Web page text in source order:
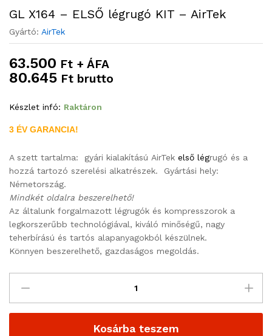
GL X164 – ELSŐ légrugó KIT – AirTek
Gyártó: AirTek
63.500 Ft + ÁFA
80.645 Ft brutto
Készlet infó: Raktáron
3 ÉV GARANCIA!
A szett tartalma: gyári kialakítású AirTek első légrugó és a
hozzá tartozó szerelési alkatrészek. Gyártási hely:
Németország.
Mindkét oldalra beszerelhető!
Az általunk forgalmazott légrugók és kompresszorok a
legkorszerűbb technológiával, kiváló minőségű, nagy
teherbírású és tartós alapanyagokból készülnek.
Könnyen beszerelhető, gazdaságos megoldás.
Kosárba teszem